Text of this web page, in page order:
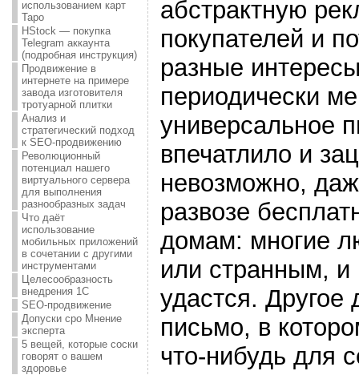
использованием карт
Таро
HStock — покупка
Telegram аккаунта
(подробная инструкция)
Продвижение в
интернете на примере
завода изготовителя
тротуарной плитки
Анализ и
стратегический подход
к SEO-продвижению
Революционный
потенциал нашего
виртуального сервера
для выполнения
разнообразных задач
Что даёт
использование
мобильных приложений
в сочетании с другими
инструментами
Целесообразность
внедрения 1С
SEO-продвижение
Допуски сро Мнение
эксперта
5 вещей, которые соски
говорят о вашем
здоровье
абстрактную
покупателей и
разные
периодически
универсальное
впечатлило и
невозможно,
развозе
домам: многие
или странным, и
удастся.
письмо, в
что-нибудь для